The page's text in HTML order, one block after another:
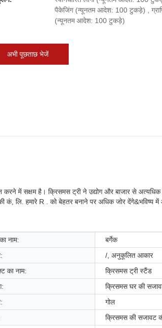
पैकेजिंग (न्यूनतम आदेश: 100 टुकड़े) ,
(न्यूनतम आदेश: 100 टुकड़े)
अभी पूछताछ भेजें
करने में सक्षम है। क्रिसमस ट्री ने उद्योग और बाजार से
कं, लि. हमारे R . को बेहतर बनाने पर अधिक जोर देंगे&भविष्य
नाम:
बर्गेक
/, अनुकूलित आकार
का नाम:
क्रिसमस ट्री स्टैंड
क्रिसमस घर की
गोल
क्रिसमस की सजावट